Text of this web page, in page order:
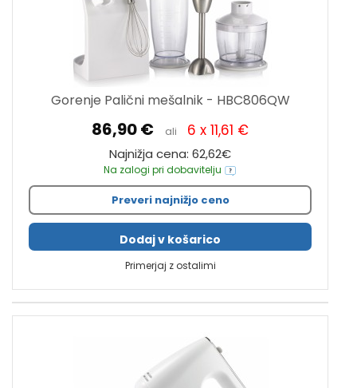
Gorenje Palični mešalnik - HBC806QW
86,90 € ali 6 x 11,61 €
Najnižja cena: 62,62€
Na zalogi pri dobavitelju
Preveri najnižjo ceno
Dodaj v košarico
Primerjaj z ostalimi